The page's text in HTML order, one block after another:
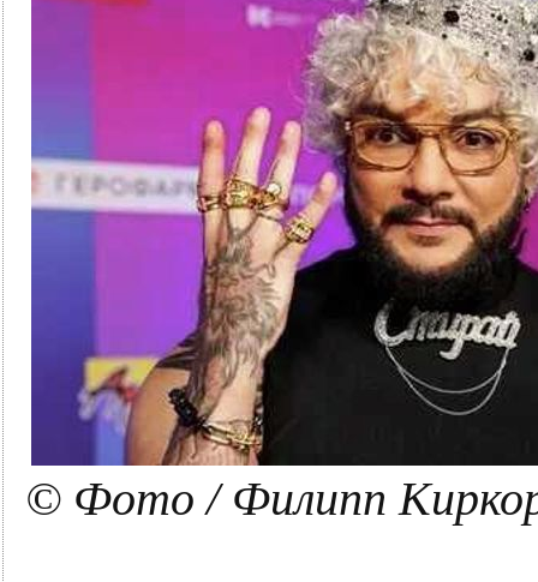
© Фото / Филипп